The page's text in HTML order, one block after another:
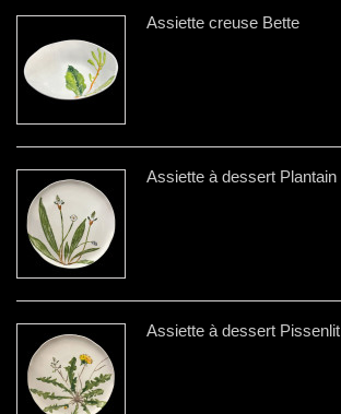
Assiette creuse Bette
Assiette à dessert Plantain
Assiette à dessert Pissenlit